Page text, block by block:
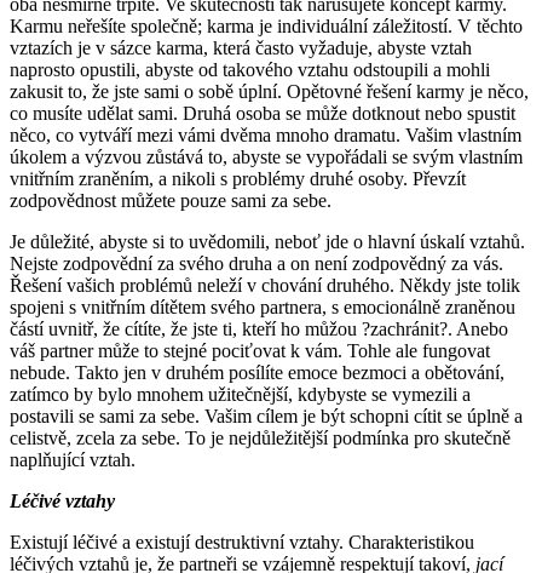
oba nesmírně trpíte. Ve skutečnosti tak narušujete koncept karmy.
Karmu neřešíte společně; karma je individuální záležitostí. V těchto
vztazích je v sázce karma, která často vyžaduje, abyste vztah
naprosto opustili, abyste od takového vztahu odstoupili a mohli
zakusit to, že jste sami o sobě úplní. Opětovné řešení karmy je něco,
co musíte udělat sami. Druhá osoba se může dotknout nebo spustit
něco, co vytváří mezi vámi dvěma mnoho dramatu. Vašim vlastním
úkolem a výzvou zůstává to, abyste se vypořádali se svým vlastním
vnitřním zraněním, a nikoli s problémy druhé osoby. Převzít
zodpovědnost můžete pouze sami za sebe.
Je důležité, abyste si to uvědomili, neboť jde o hlavní úskalí vztahů.
Nejste zodpovědní za svého druha a on není zodpovědný za vás.
Řešení vašich problémů neleží v chování druhého. Někdy jste tolik
spojeni s vnitřním dítětem svého partnera, s emocionálně zraněnou
částí uvnitř, že cítíte, že jste ti, kteří ho můžou ?zachránit?. Anebo
váš partner může to stejné pociťovat k vám. Tohle ale fungovat
nebude. Takto jen v druhém posílíte emoce bezmoci a obětování,
zatímco by bylo mnohem užitečnější, kdybyste se vymezili a
postavili se sami za sebe. Vašim cílem je být schopni cítit se úplně a
celistvě, zcela za sebe. To je nejdůležitější podmínka pro skutečně
naplňující vztah.
Léčivé vztahy
Existují léčivé a existují destruktivní vztahy. Charakteristikou
léčivých vztahů je, že partneři se vzájemně respektují takoví, jací